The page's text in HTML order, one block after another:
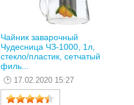
Чайник заварочный
Чудесница ЧЗ-1000, 1л,
стекло/пластик, сетчатый
филь...
17.02.2020 15:27